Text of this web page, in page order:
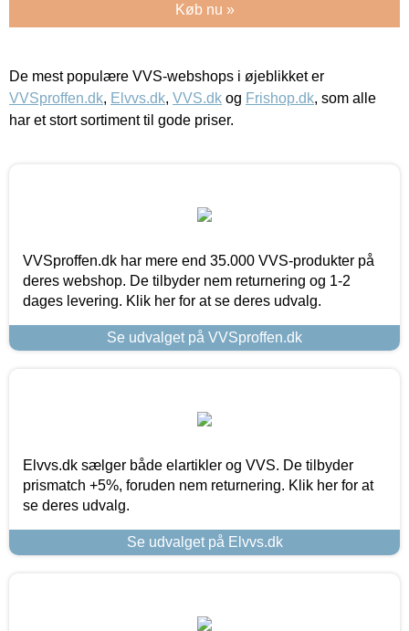
Køb nu »
De mest populære VVS-webshops i øjeblikket er
VVSproffen.dk, Elvvs.dk, VVS.dk og Frishop.dk, som alle
har et stort sortiment til gode priser.
VVSproffen.dk har mere end 35.000 VVS-produkter på
deres webshop. De tilbyder nem returnering og 1-2
dages levering. Klik her for at se deres udvalg.
Se udvalget på VVSproffen.dk
Elvvs.dk sælger både elartikler og VVS. De tilbyder
prismatch +5%, foruden nem returnering. Klik her for at
se deres udvalg.
Se udvalget på Elvvs.dk